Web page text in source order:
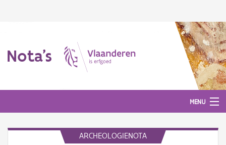
Nota's
MENU
ARCHEOLOGIENOTA